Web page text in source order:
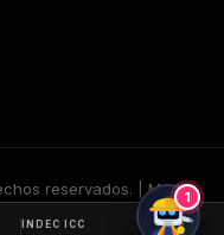
reservados. | Medio
INDEC ICC
1